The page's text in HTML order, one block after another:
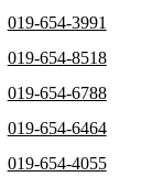
019-654-3991
019-654-8518
019-654-6788
019-654-6464
019-654-4055